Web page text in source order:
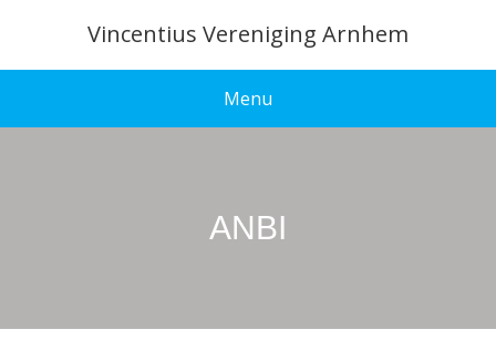
Vincentius Vereniging Arnhem
Menu
ANBI